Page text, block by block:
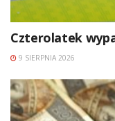
Czterolatek
9 SIERPNIA 2026